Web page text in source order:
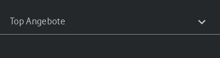
Top Angebote